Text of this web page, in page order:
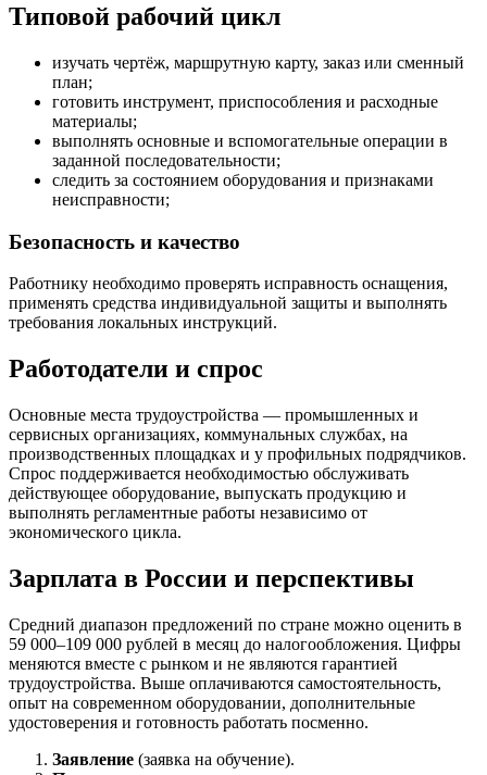
Типовой рабочий цикл
изучать чертёж, маршрутную карту, заказ или сменный
план;
готовить инструмент, приспособления и расходные
материалы;
выполнять основные и вспомогательные операции в
заданной последовательности;
следить за состоянием оборудования и признаками
неисправности;
Безопасность и качество
Работнику необходимо проверять исправность оснащения,
применять средства индивидуальной защиты и выполнять
требования локальных инструкций.
Работодатели и спрос
Основные места трудоустройства — промышленных и
сервисных организациях, коммунальных службах, на
производственных площадках и у профильных подрядчиков.
Спрос поддерживается необходимостью обслуживать
действующее оборудование, выпускать продукцию и
выполнять регламентные работы независимо от
экономического цикла.
Зарплата в России и перспективы
Средний диапазон предложений по стране можно оценить в
59 000–109 000 рублей в месяц до налогообложения. Цифры
меняются вместе с рынком и не являются гарантией
трудоустройства. Выше оплачиваются самостоятельность,
опыт на современном оборудовании, дополнительные
удостоверения и готовность работать посменно.
Заявление (заявка на обучение).